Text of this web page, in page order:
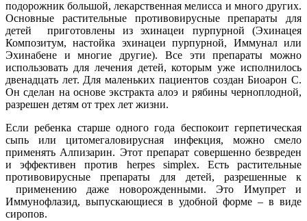
подорожник большой, лекарственная мелисса и много других.
Основные растительные противовирусные препараты для
детей приготовлены из эхинацеи пурпурной (Эхинацея
Композитум, настойка эхинацеи пурпурной, Иммунал или
Эхинабене и многие другие). Все эти препараты можно
использовать для лечения детей, которым уже исполнилось
двенадцать лет. Для маленьких пациентов создан Биоарон С.
Он сделан на основе экстракта алоэ и рябины черноплодной,
разрешен детям от трех лет жизни.
Если ребенка старше одного года беспокоит герпетическая
сыпь или цитомегаловирусная инфекция, можно смело
применять Алпизарин. Этот препарат совершенно безвреден
и эффективен против herpes simplex. Есть растительные
противовирусные препараты для детей, разрешенные к
применению даже новорожденными. Это Имупрет и
Иммунофлазид, выпускающиеся в удобной форме – в виде
сиропов.